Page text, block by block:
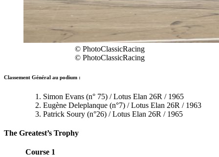
© PhotoClassicRacing
© PhotoClassicRacing
Classement Général au podium :
Simon Evans (n° 75) / Lotus Elan 26R / 1965
Eugène Deleplanque (n°7) / Lotus Elan 26R / 1963
Patrick Soury (n°26) / Lotus Elan 26R / 1965
The Greatest’s Trophy
Course 1